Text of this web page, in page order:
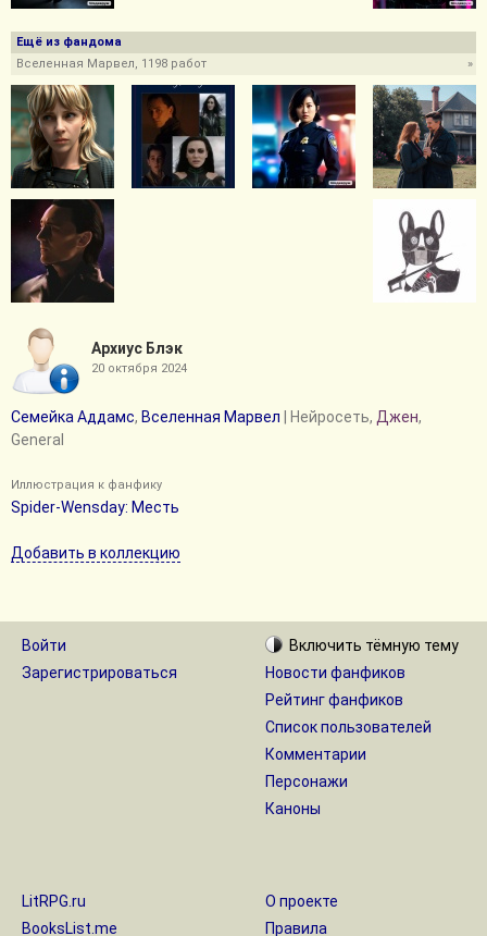
Архиус Блэк
20 октября 2024
Семейка Аддамс, Вселенная Марвел | Нейросеть, Джен,
General
Иллюстрация к фанфику
Spider-Wensday: Месть
Добавить в коллекцию
Ещё из фандома
»
Вселенная Марвел, 1198 работ
Войти
Зарегистрироваться
Включить тёмную тему
Новости фанфиков
Рейтинг фанфиков
Список пользователей
Комментарии
Персонажи
Каноны
LitRPG.ru
BooksList.me
О проекте
Правила